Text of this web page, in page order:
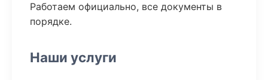
Работаем официально, все документы в
порядке.
Наши услуги